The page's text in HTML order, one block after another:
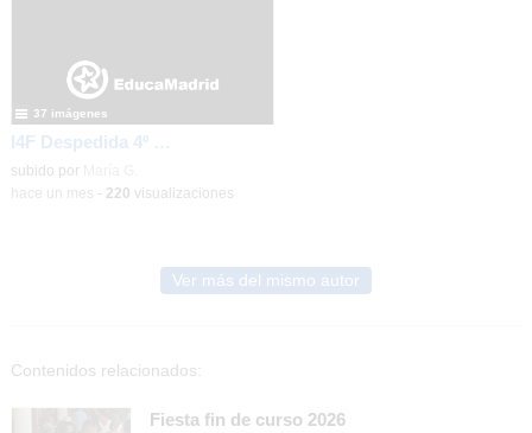
I4F Despedida 4º de la ESO
subido por
37 imágenes
hace un mes - 220 visualizaciones
Ver más del mismo autor
Contenidos relacionados:
Fiesta fin de curso 2026